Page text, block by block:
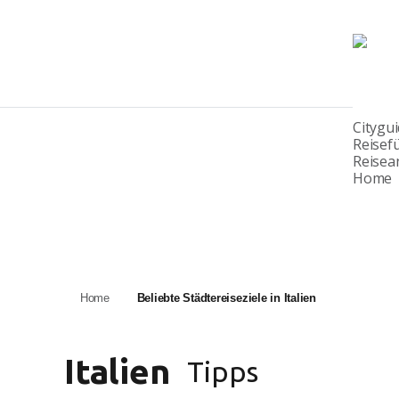
Home
Home Beliebte Städtereiseziele in Italien
Italien Tipps